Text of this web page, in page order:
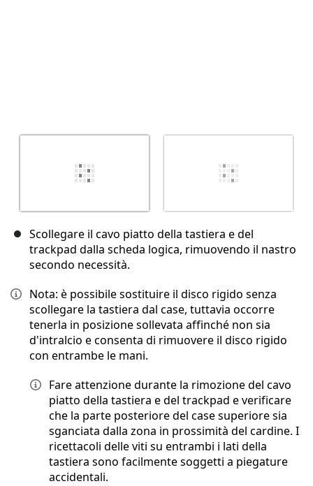
Scollegare il cavo piatto della tastiera e del
trackpad dalla scheda logica, rimuovendo il nastro
secondo necessità.
Nota: è possibile sostituire il disco rigido senza
scollegare la tastiera dal case, tuttavia occorre
tenerla in posizione sollevata affinché non sia
d'intralcio e consenta di rimuovere il disco rigido
con entrambe le mani.
Fare attenzione durante la rimozione del cavo
piatto della tastiera e del trackpad e verificare
che la parte posteriore del case superiore sia
sganciata dalla zona in prossimità del cardine. I
ricettacoli delle viti su entrambi i lati della
tastiera sono facilmente soggetti a piegature
accidentali.